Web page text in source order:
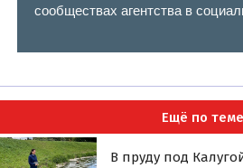
сообществах агентства в
Ещё по теме
В пруду под